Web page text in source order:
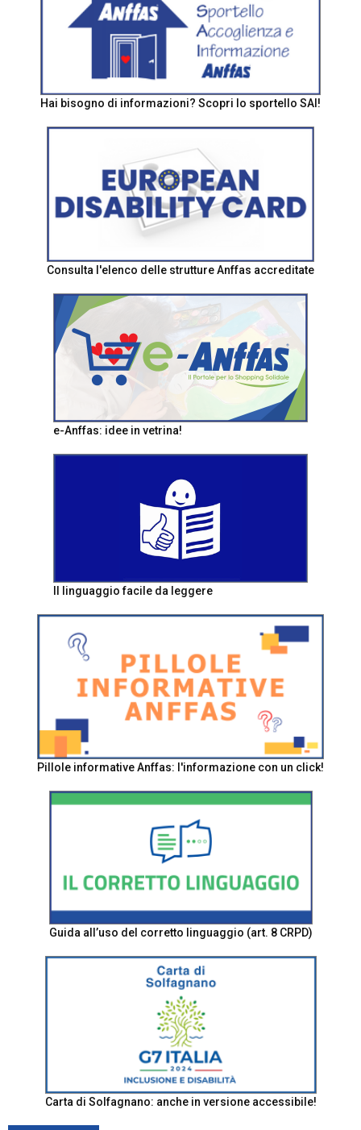
Hai bisogno di informazioni? Scopri lo sportello SAI!
Consulta l'elenco delle strutture Anffas accreditate
e-Anffas: idee in vetrina!
Il linguaggio facile da leggere
Pillole informative Anffas: l'informazione con un click!
Guida all’uso del corretto linguaggio (art. 8 CRPD)
Carta di Solfagnano: anche in versione accessibile!